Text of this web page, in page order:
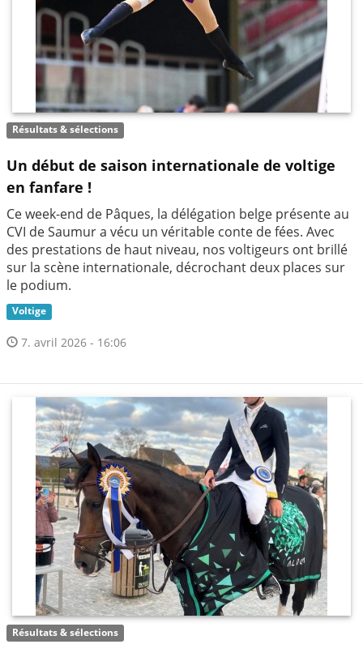
Résultats & sélections
Un début de saison internationale de voltige
en fanfare !
Ce week-end de Pâques, la délégation belge présente au
CVI de Saumur a vécu un véritable conte de fées. Avec
des prestations de haut niveau, nos voltigeurs ont brillé
sur la scène internationale, décrochant deux places sur
le podium.
Voltige
7. avril 2026 - 16:06
Résultats & sélections